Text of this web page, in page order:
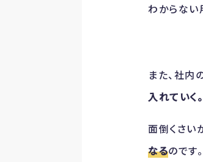
わからない
また、社内
入れていく。
面倒くさい
なるのです。